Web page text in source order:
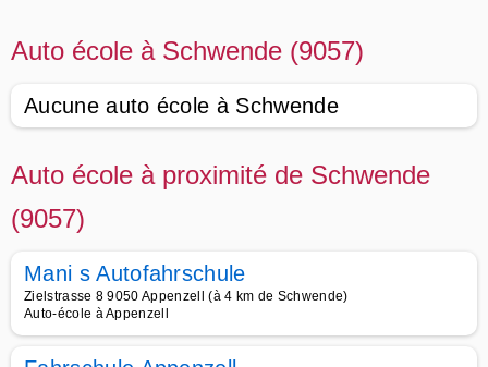
Auto école à Schwende (9057)
Aucune auto école à Schwende
Auto école à proximité de Schwende
(9057)
Mani s Autofahrschule
Zielstrasse 8 9050 Appenzell (à 4 km de Schwende)
Auto-école à Appenzell